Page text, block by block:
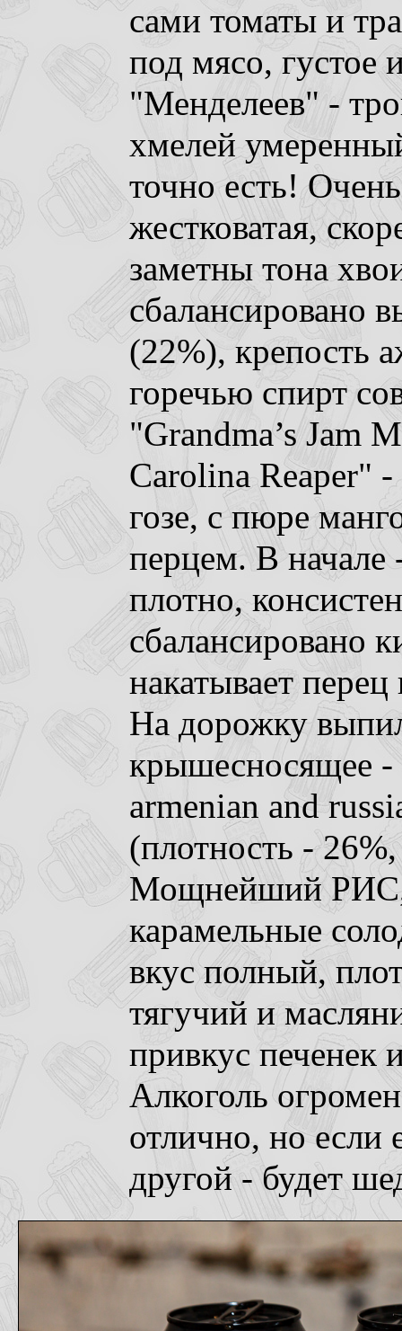
сами томаты и
под мясо, густое
"Менделеев" -
хмелей
точно есть!
жестковатая,
заметны тона
сбалансировано
(22%), крепость
горечью спирт
"Grandma’s Jam
Carolina Reaper"
гозе, с пюре
перцем. В начале
плотно,
сбалансировано
накатывает
На дорожку
крышесносящее -
armenian and
(плотность -
Мощнейший РИС,
карамельные
вкус полный,
тягучий и
привкус печенек
Алкоголь
отлично, но если
другой - будет